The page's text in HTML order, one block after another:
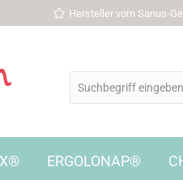
Hersteller vom Sanus-
ERGOLONAP®